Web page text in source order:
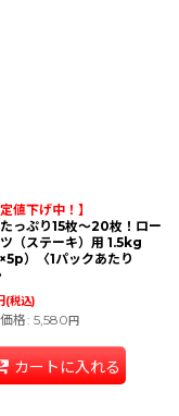
値下げ中！】
たっぷり15枚〜20枚！ロー
（ステーキ）用 1.5kg
）〈1パックあたり
(税込)
格: 5,580 円
カートに入れる